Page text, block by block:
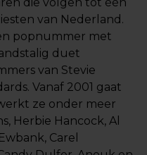
van Nederland.
popnummer met
duet
van Stevie
Vanaf 2001 gaat
ze onder meer
Herbie Hancock, Al
Carel